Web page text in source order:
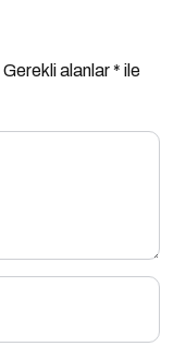
Gerekli alanlar* ile